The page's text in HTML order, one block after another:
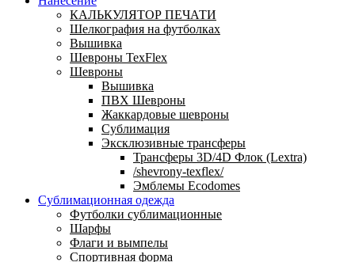
КАЛЬКУЛЯТОР ПЕЧАТИ
Шелкография на футболках
Вышивка
Шевроны TexFlex
Шевроны
Вышивка
ПВХ Шевроны
Жаккардовые шевроны
Сублимация
Эксклюзивные трансферы
Трансферы 3D/4D Флок (Lextra)
/shevrony-texflex/
Эмблемы Ecodomes
Сублимационная одежда
Футболки сублимационные
Шарфы
Флаги и вымпелы
Спортивная форма